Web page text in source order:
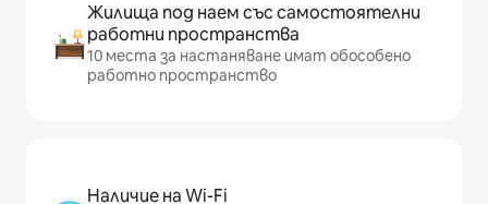
Жилища под наем със самостоятелни
работни пространства
10 места за настаняване имат обособено
работно пространство
Наличие на Wi-Fi